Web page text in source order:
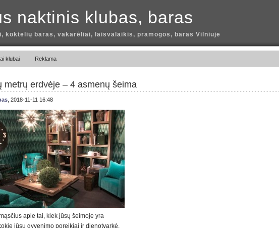
naktinis klubas, baras
koktelių baras, vakarėliai, laisvalaikis, pramogos, baras Vilniuje
klubai Reklama
metrų erdvėje – 4 asmenų šeima
, 2018-11-11 16:48
apie tai, kiek jūsų šeimoje yra
jūsų gyvenimo poreikiai ir dienotvarkė.